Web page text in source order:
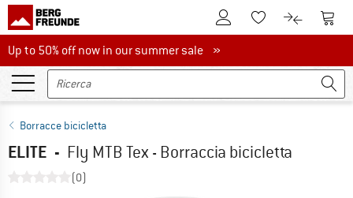
Al conto clienteAlla lista
Al Al
Up to 50% off now in our summer sale
Up to 50% off now in our summer sale »
Borracce bicicletta
ELITE - Fly MTB Tex - Borraccia bicicletta
(0)